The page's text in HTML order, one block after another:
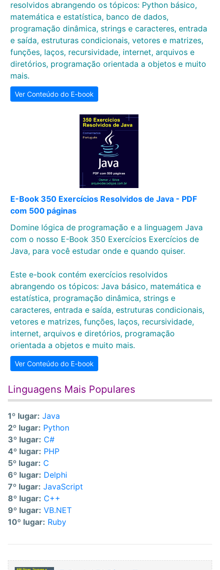
resolvidos abrangendo os tópicos: Python básico,
matemática e estatística, banco de dados,
programação dinâmica, strings e caracteres, entrada
e saída, estruturas condicionais, vetores e matrizes,
funções, laços, recursividade, internet, arquivos e
diretórios, programação orientada a objetos e muito
mais.
Ver Conteúdo do E-book
E-Book 350 Exercícios Resolvidos de Java - PDF
com 500 páginas
Domine lógica de programação e a linguagem Java
com o nosso E-Book 350 Exercícios Exercícios de
Java, para você estudar onde e quando quiser.
Este e-book contém exercícios resolvidos
abrangendo os tópicos: Java básico, matemática e
estatística, programação dinâmica, strings e
caracteres, entrada e saída, estruturas condicionais,
vetores e matrizes, funções, laços, recursividade,
internet, arquivos e diretórios, programação
orientada a objetos e muito mais.
Ver Conteúdo do E-book
Linguagens Mais Populares
1º lugar: Java
2º lugar: Python
3º lugar: C#
4º lugar: PHP
5º lugar: C
6º lugar: Delphi
7º lugar: JavaScript
8º lugar: C++
9º lugar: VB.NET
10º lugar: Ruby